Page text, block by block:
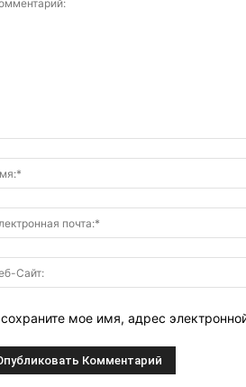
сохраните мое имя, адрес